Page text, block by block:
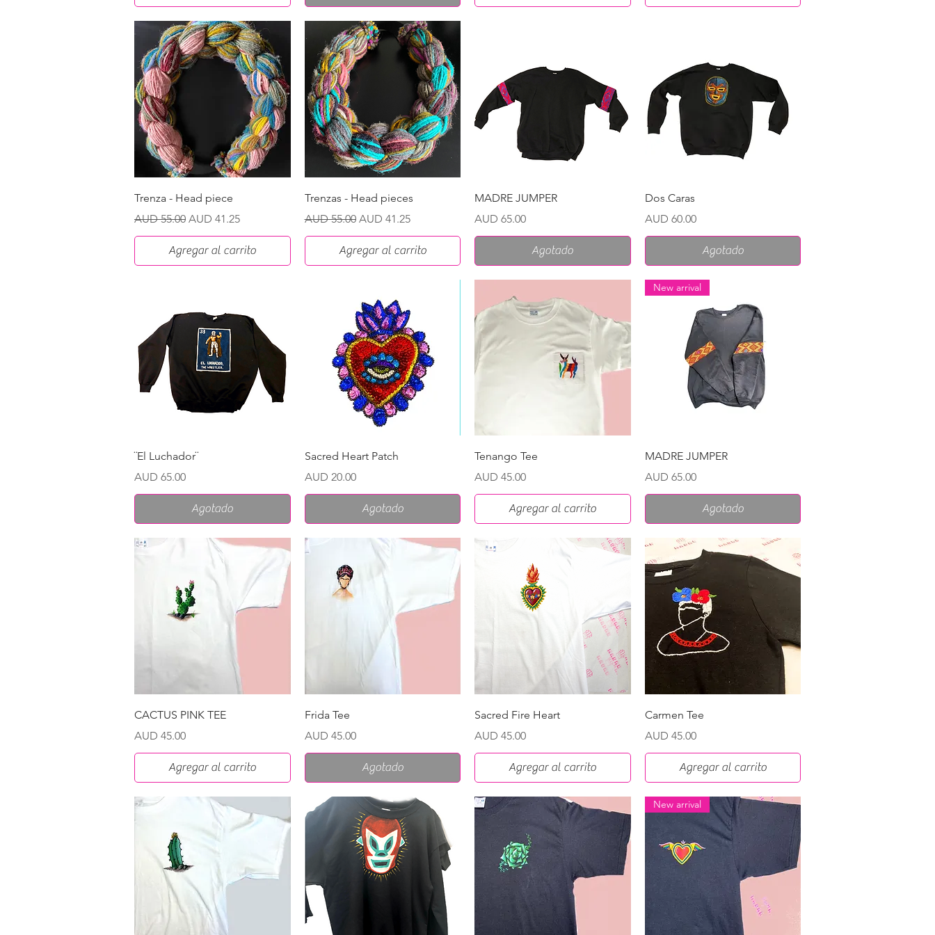
Vista rápida
Trenza - Head piece
Precio
AUD 55.00 Precio de oferta
AUD 41.25
Agregar al carrito
Vista rápida
Trenzas - Head pieces
Precio
AUD 55.00 Precio de oferta
AUD 41.25
Agregar al carrito
Vista rápida
MADRE JUMPER
Precio
AUD 65.00
Agotado
Dos Caras
Precio
AUD 60.00
Agotado
Vista rápida
¨El Luchador¨
Precio
AUD 65.00
Agotado
Vista rápida
Sacred Heart Patch
Precio
AUD 20.00
Agotado
Vista rápida
Tenango Tee
Precio
AUD 45.00
Agregar al carrito
Vista rápida
New arrival
MADRE JUMPER
Precio
AUD 65.00
Agotado
Vista rápida
CACTUS PINK TEE
Precio
AUD 45.00
Agregar al carrito
Frida Tee
Precio
AUD 45.00
Agotado
Vista rápida
Sacred Fire Heart
Precio
AUD 45.00
Agregar al carrito
Vista rápida
Carmen Tee
Precio
AUD 45.00
Agregar al carrito
New arrival